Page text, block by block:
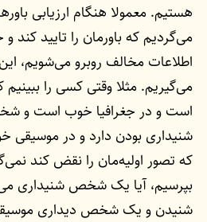
هستیم. معمولا هنگام ارزیابی
می‌گردیم که باورمان را تایید کند
اطلاعات مخالف روبرو می‌شویم،
می‌گیریم. مثلا وقتی کسی را
است و در جغرافیا خوب است و
شنیداری بودن دارد و در موسیقی
که تصور اولیه‌مان را نقض کند
بپرسیم، آیا یک شخص شنیداری
شنیدن و یک شخص دیداری موسیقی